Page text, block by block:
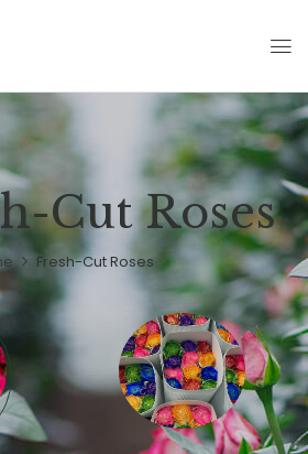
Cut Roses
Fresh-Cut Roses